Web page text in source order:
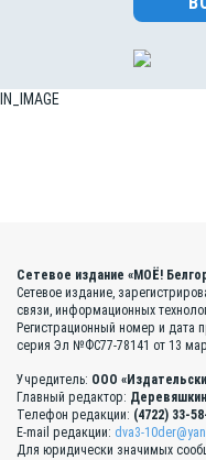
IN_IMAGE
Сетевое издание «МОЁ!
Сетевое издание,
связи, информационных
Регистрационный номер и дата
серия Эл №ФС77-78141 от 13
Учредитель: ООО
Главный редактор:
Телефон редакции: (4722) 33-
E-mail редакции: dva3-
Для юридически значимых